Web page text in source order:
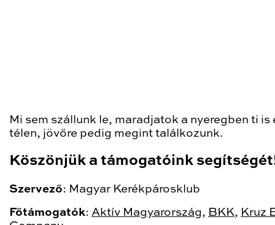
Mi sem szállunk le, maradjatok a nyeregben ti is
télen, jövőre pedig megint találkozunk.
Köszönjük a támogatóink
Szervező: Magyar Kerékpárosklub
Főtámogatók: Aktív Magyarország, BKK, Kruz